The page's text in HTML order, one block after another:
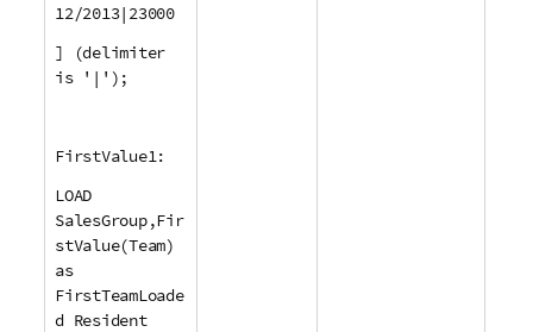
12/2013|23000
] (delimiter
is '|');
FirstValue1:
LOAD
SalesGroup,Fir
stValue(Team)
as
FirstTeamLoade
d Resident